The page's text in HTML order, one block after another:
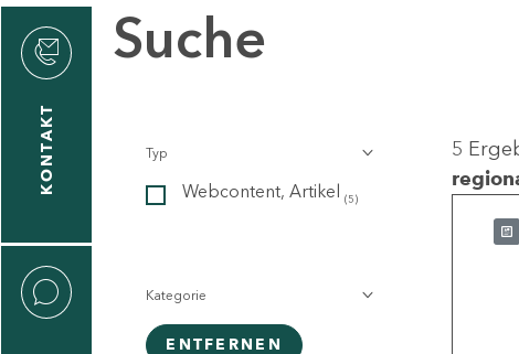
KONTAKT
Suche
Typ
Webcontent, Artikel (5)
Kategorie
ENTFERNEN
5